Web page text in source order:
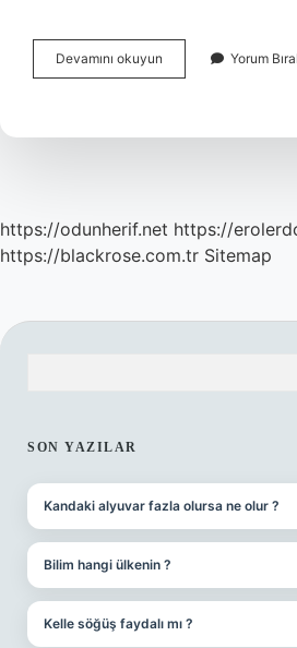
Devamını okuyun
Nerede
Yorum
https://odunherif.net https://
https://blackrose.com.tr Sitemap
SON YAZILAR
Kandaki alyuvar fazla olursa ne olur ?
Bilim hangi ülkenin ?
Kelle söğüş faydalı mı ?